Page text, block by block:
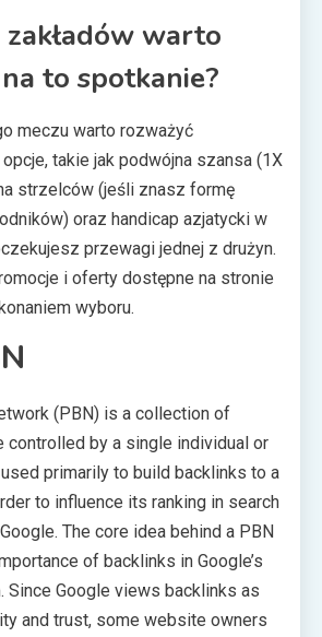
warto
to spotkanie?
meczu warto rozważyć
takie jak podwójna szansa (1X
strzelców (jeśli znasz formę
oraz handicap azjatycki w
przewagi jednej z drużyn.
i oferty dostępne na stronie
wyboru.
(PBN) is a collection of
controlled by a single individual or
primarily to build backlinks to a
to influence its ranking in search
The core idea behind a PBN
of backlinks in Google’s
Since Google views backlinks as
and trust, some website owners